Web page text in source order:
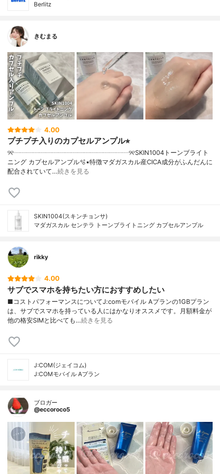
Berlitz
きむまる
4.00
プチプチ入りのカプセルアンプル⭐︎
୨୧┈┈┈┈┈┈┈┈┈┈┈┈┈┈┈┈┈┈୨୧SKIN1004トーンブライト
ニング カプセルアンプル🫧▪︎特徴マダガスカル産CICA成分がふんだんに
配合されていて…続きを見る
SKIN1004(スキンチョンサ)
マダガスカル センテラ トーンブライトニング カプセルアンプル
rikky
4.00
サブでスマホを持ちたい方におすすめしたい
■コストパフォーマンスについてJ:comモバイル Aプランの1GBプラン
は、サブでスマホを持っている人にはかなりオススメです。月額料金が
他の格安SIMと比べても…続きを見る
J:COM(ジェイコム)
J:COMモバイル Aプラン
ブロガー
@eccoroco5